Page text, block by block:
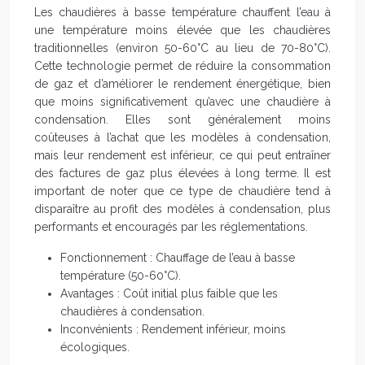
Les chaudières à basse température chauffent l’eau à
une température moins élevée que les chaudières
traditionnelles (environ 50-60°C au lieu de 70-80°C).
Cette technologie permet de réduire la consommation
de gaz et d’améliorer le rendement énergétique, bien
que moins significativement qu’avec une chaudière à
condensation. Elles sont généralement moins
coûteuses à l’achat que les modèles à condensation,
mais leur rendement est inférieur, ce qui peut entraîner
des factures de gaz plus élevées à long terme. Il est
important de noter que ce type de chaudière tend à
disparaître au profit des modèles à condensation, plus
performants et encouragés par les réglementations.
Fonctionnement : Chauffage de l’eau à basse
température (50-60°C).
Avantages : Coût initial plus faible que les
chaudières à condensation.
Inconvénients : Rendement inférieur, moins
écologiques.